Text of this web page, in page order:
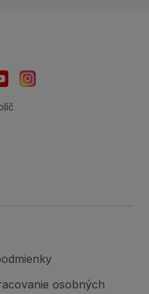
osobných